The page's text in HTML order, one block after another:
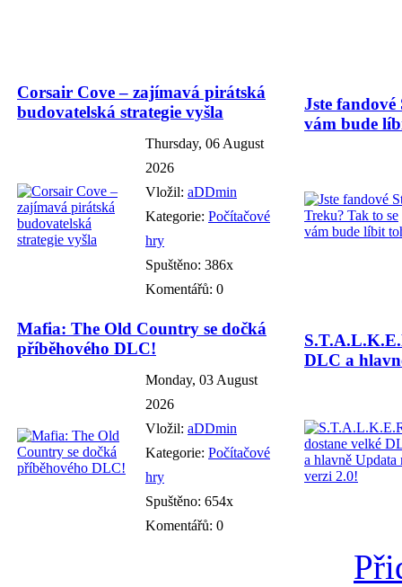
Corsair Cove – zajímavá pirátská
budovatelská strategie vyšla
Thursday, 06 August
2026
Vložil: aDDmin
Kategorie: Počítačové
hry
Spuštěno: 386x
Komentářů: 0
Jste
vám bude
Mafia: The Old Country se dočká
příběhového DLC!
Monday, 03 August
2026
Vložil: aDDmin
Kategorie: Počítačové
hry
Spuštěno: 654x
Komentářů: 0
DLC a